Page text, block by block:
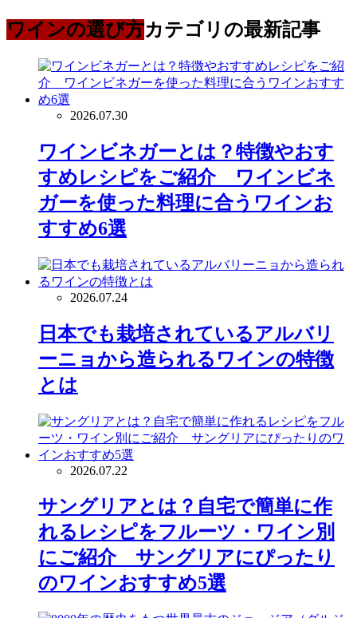
ワインの選び方カテゴリの最新記事
2026.07.30
ワインビネガーとは？特徴やおす
すめレシピをご紹介 ワインビネ
ガーを使った料理に合うワインお
すすめ6選
2026.07.24
日本でも栽培されているアルバリ
ーニョから造られるワインの特徴
とは
2026.07.22
サングリアとは？自宅で簡単に作
れるレシピをフルーツ・ワイン別
にご紹介 サングリアにぴったり
のワインおすすめ5選